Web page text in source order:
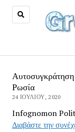
Αυτοσυγκράτηση
Ρωσία
24 ΙΟΥΛΊΟΥ, 2020
Infognomon
Διαβάστε την